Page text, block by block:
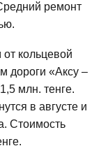
ремонт
кольцевой
дороги «Аксу –
млн. тенге.
в августе и
Стоимость